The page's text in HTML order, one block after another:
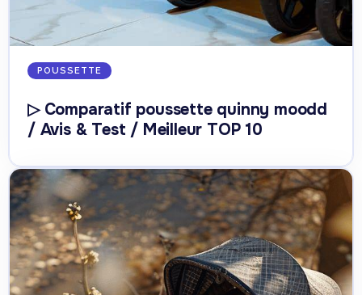
POUSSETTE
▷ Comparatif poussette quinny moodd
/ Avis & Test / Meilleur TOP 10